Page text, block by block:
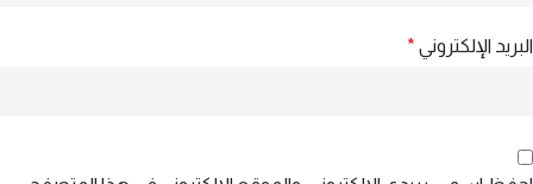
البريد الإلكتروني *